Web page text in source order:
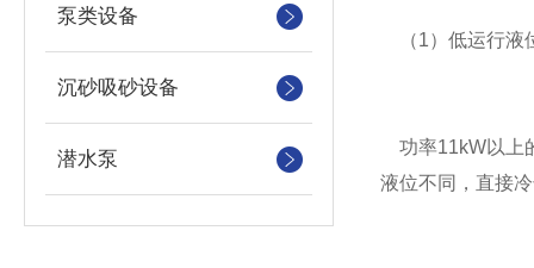
泵类设备
沉砂吸砂设备
潜水泵
（1）低运行液
功率11kW以上
液位不同，直接